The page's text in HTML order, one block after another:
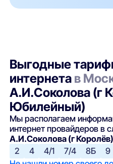
Выгодные
интернета в
А.И.Соколова (г
Юбилейный)
Мы располагаем
интернет провайдеров
А.И.Соколова (г
2
4 4/1 7/4 8Б
9